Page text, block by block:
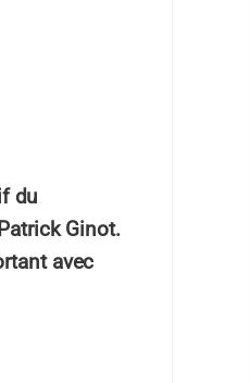
du
Ginot.
avec